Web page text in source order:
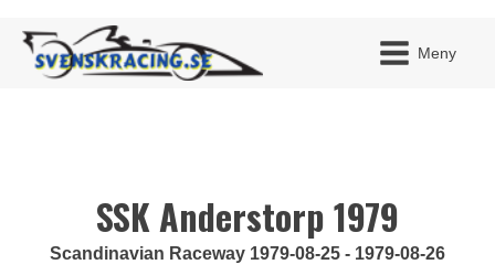
Meny
SSK Anderstorp 1979
Scandinavian Raceway 1979-08-25 - 1979-08-26